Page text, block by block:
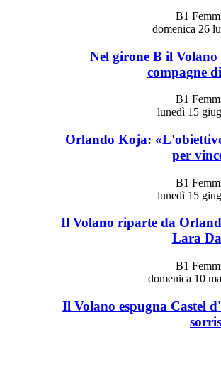
B1
domenica 26
Nel girone B il
compagne
B1
lunedì 15
Orlando Koja:
per
B1
lunedì 15
Il Volano riparte da
Lara
B1
domenica 10
Il Volano espugna Castel